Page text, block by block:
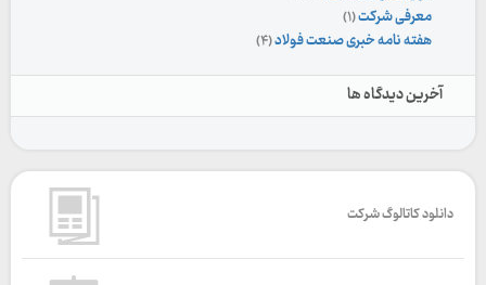
معرفی شرکت(۱)
هفته نامه خبری صنعت فولاد(۴)
آخرین دیدگاه ها
دانلود کاتالوگ شرکت